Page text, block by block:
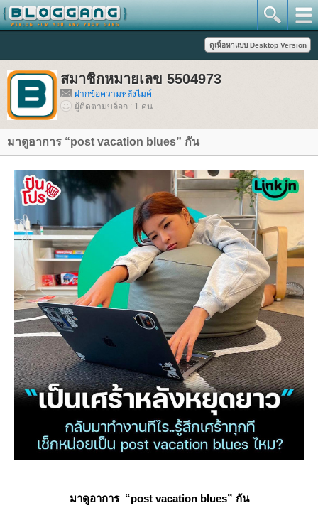
สมาชิกหมายเลข 5504973
ฝากข้อความหลังไมค์
ผู้ติดตามบล็อก : 1 คน
มาดูอาการ “post vacation blues” กัน
มาดูอาการ “post vacation blues” กัน